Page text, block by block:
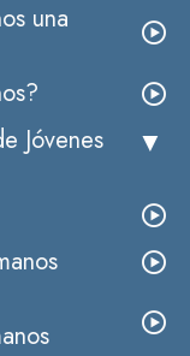
una
Jóvenes